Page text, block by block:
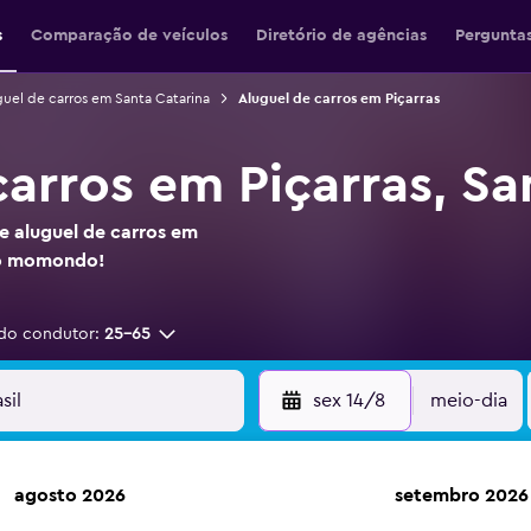
Comparação de veículos Diretório de agências
de carros em Santa Catarina Aluguel de carros em Piçarras
em Piçarras,
aluguel de carros em
momondo!
condutor: 25-65
sex 14/8 meio-dia
agosto 2026 setembro 2026